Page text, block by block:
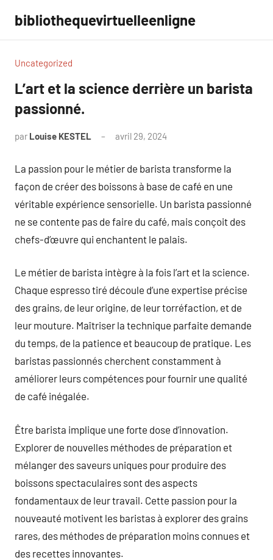
contenu
bibliothequevirtuelleenligne
Uncategorized
L’art et la science derrière un barista
passionné.
par Louise KESTEL avril 29, 2024
La passion pour le métier de barista transforme la
façon de créer des boissons à base de café en une
véritable expérience sensorielle. Un barista passionné
ne se contente pas de faire du café, mais conçoit des
chefs-d’œuvre qui enchantent le palais.
Le métier de barista intègre à la fois l’art et la science.
Chaque espresso tiré découle d’une expertise précise
des grains, de leur origine, de leur torréfaction, et de
leur mouture. Maîtriser la technique parfaite demande
du temps, de la patience et beaucoup de pratique. Les
baristas passionnés cherchent constamment à
améliorer leurs compétences pour fournir une qualité
de café inégalée.
Être barista implique une forte dose d’innovation.
Explorer de nouvelles méthodes de préparation et
mélanger des saveurs uniques pour produire des
boissons spectaculaires sont des aspects
fondamentaux de leur travail. Cette passion pour la
nouveauté motivent les baristas à explorer des grains
rares, des méthodes de préparation moins connues et
des recettes innovantes.